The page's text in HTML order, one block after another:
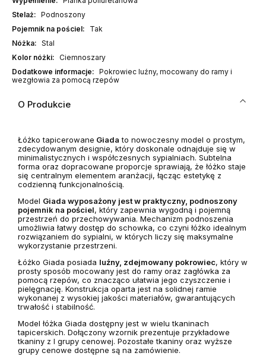
Stelaż: Podnoszony
Pojemnik na pościel:
Tak
Nóżka: Stal
Kolor nóżki: Ciemnoszary
Dodatkowe informacje: Pokrowiec luźny, mocowany do ramy i
wezgłowia za pomocą rzepów
O Produkcie
Łóżko tapicerowane Giada to nowoczesny model o prostym,
zdecydowanym designie, który doskonale odnajduje się w
minimalistycznych i współczesnych sypialniach. Subtelna
forma oraz dopracowane proporcje sprawiają, że łóżko staje
się centralnym elementem aranżacji, łącząc estetykę z
codzienną funkcjonalnością.
Model Giada wyposażony jest w praktyczny, podnoszony
pojemnik na pościel, który zapewnia wygodną i pojemną
przestrzeń do przechowywania. Mechanizm podnoszenia
umożliwia łatwy dostęp do schowka, co czyni łóżko idealnym
rozwiązaniem do sypialni, w których liczy się maksymalne
wykorzystanie przestrzeni.
Łóżko Giada posiada luźny, zdejmowany pokrowiec, który w
prosty sposób mocowany jest do ramy oraz zagłówka za
pomocą rzepów, co znacząco ułatwia jego czyszczenie i
pielęgnację. Konstrukcja oparta jest na solidnej ramie
wykonanej z wysokiej jakości materiałów, gwarantujących
trwałość i stabilność.
Model łóżka Giada dostępny jest w wielu tkaninach
tapicerskich. Dołączony wzornik prezentuje przykładowe
tkaniny z I grupy cenowej. Pozostałe tkaniny oraz wyższe
grupy cenowe dostępne są na zamówienie.